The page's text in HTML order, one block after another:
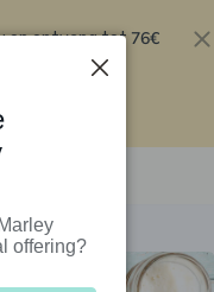
en ontvang tot 76€
offering?